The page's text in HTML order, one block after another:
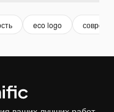
eco logo